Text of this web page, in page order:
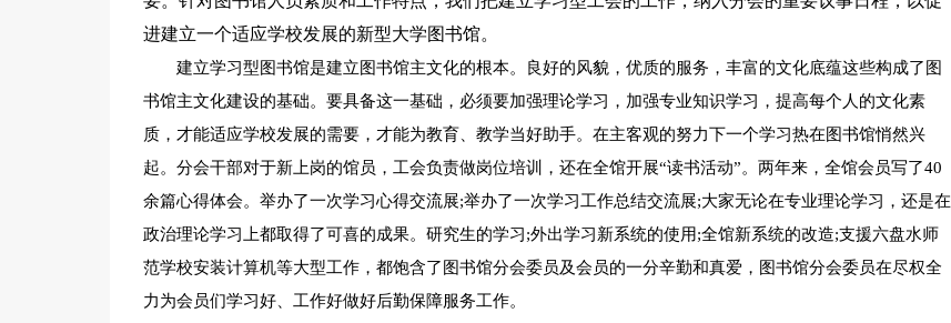
进建立一个适应学校发展的新型大学图书馆。
建立学习型图书馆是建立图书馆主文化的根本。良好的风貌，优质的服务，丰富的文化底蕴这些构成了图
书馆主文化建设的基础。要具备这一基础，必须要加强理论学习，加强专业知识学习，提高每个人的文化素
质，才能适应学校发展的需要，才能为教育、教学当好助手。在主客观的努力下一个学习热在图书馆悄然兴
起。分会干部对于新上岗的馆员，工会负责做岗位培训，还在全馆开展“读书活动”。两年来，全馆会员写了40
余篇心得体会。举办了一次学习心得交流展;举办了一次学习工作总结交流展;大家无论在专业理论学习，还是在
政治理论学习上都取得了可喜的成果。研究生的学习;外出学习新系统的使用;全馆新系统的改造;支援六盘水师
范学校安装计算机等大型工作，都饱含了图书馆分会委员及会员的一分辛勤和真爱，图书馆分会委员在尽权全
力为会员们学习好、工作好做好后勤保障服务工作。